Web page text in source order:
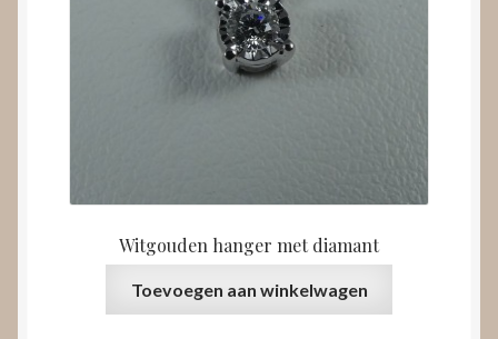
Witgouden hanger met diamant
Toevoegen aan winkelwagen